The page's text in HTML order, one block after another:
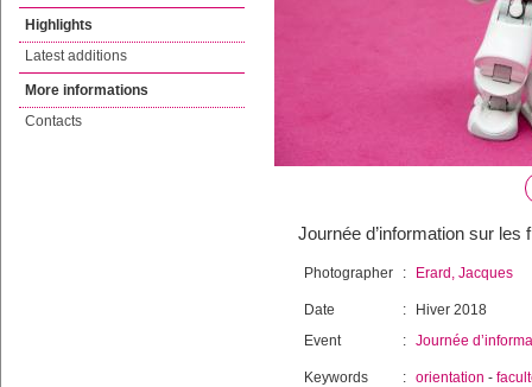
Highlights
Latest additions
More informations
Contacts
Journée d’information sur
Photographer : Erard, Jacques
Date :
Hiver 2018
Event
: Journée
Keywords : orientation -